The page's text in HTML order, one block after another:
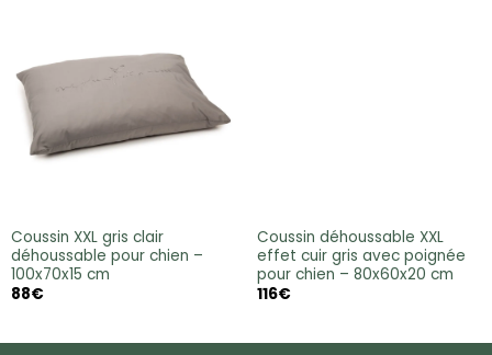
Coussin XXL gris clair
déhoussable pour chien –
100x70x15 cm
88€
Coussin déhoussable XXL
effet cuir gris avec poignée
pour chien – 80x60x20 cm
116€